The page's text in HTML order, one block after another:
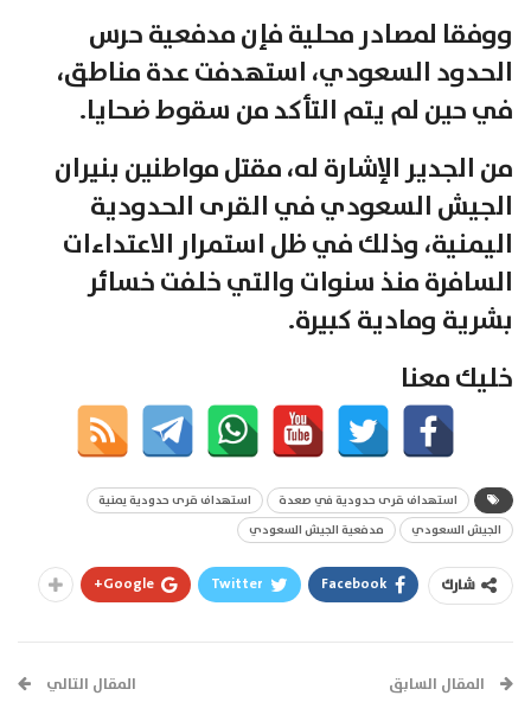
ووفقا لمصادر محلية فإن مدفعية حرس
الحدود السعودي، استهدفت عدة مناطق،
في حين لم يتم التأكد من سقوط ضحايا.
من الجدير الإشارة له، مقتل مواطنين بنيران
الجيش السعودي في القرى الحدودية
اليمنية، وذلك في ظل استمرار الاعتداءات
السافرة منذ سنوات والتي خلفت خسائر
بشرية ومادية كبيرة.
خليك معنا
استهداف قرى حدودية في صعدة
استهداف قرى حدودية يمنية
الجيش السعودي
مدفعية الجيش السعودي
شارك Facebook
Twitter
Google+
المقال السابق المقال التالي